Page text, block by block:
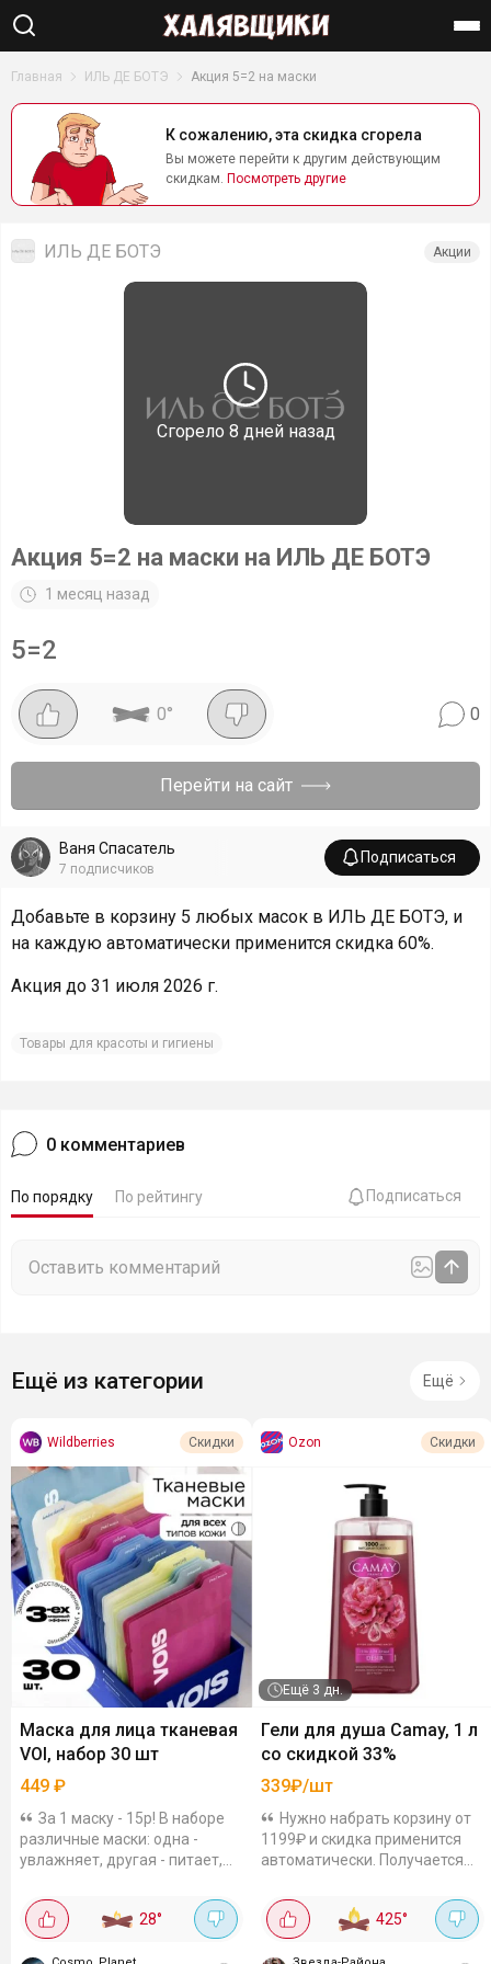
Главная ИЛЬ ДЕ БОТЭ Акция 5=2 на маски
К сожалению, эта скидка сгорела
Вы можете перейти к другим действующим
скидкам. Посмотреть другие
Сгорело 8 дней назад
ИЛЬ ДЕ БОТЭ Акции
Акция 5=2 на маски на ИЛЬ ДЕ БОТЭ
1 месяц назад
5=2
0° 0
Перейти на сайт
Ваня Спасатель
7 подписчиков
Подписаться
Добавьте в корзину 5 любых масок в ИЛЬ ДЕ БОТЭ, и
на каждую автоматически применится скидка 60%.
Акция до 31 июля 2026 г.
Товары для красоты и гигиены
0 комментариев
По порядку По рейтингу Подписаться
Ещё из категории Ещё
Wildberries Скидки
Маска для лица тканевая
VOI, набор 30 шт
449 ₽
За 1 маску - 15р! В наборе
различные маски: одна -
увлажняет, другая - питает,
для тусклой кожи. Я, если
честно, фанат всего, что с
гиалуронкой и...
28°
Ozon Скидки
Ещё 3 дн.
Гели для душа Camay, 1 л
со скидкой 33%
339₽/шт
Нужно набрать корзину от
1199₽ и скидка применится
автоматически. Получается
акцииПродлится до 12
августа.
425°